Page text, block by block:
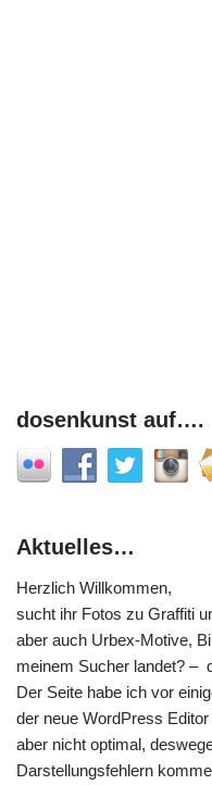
dosenkunst auf….
Aktuelles…
Herzlich Willkommen,
sucht ihr Fotos zu Graffiti
aber auch Urbex-Motive,
meinem Sucher landet? –
Der Seite habe ich vor
der neue WordPress
aber nicht optimal,
Darstellungsfehlern